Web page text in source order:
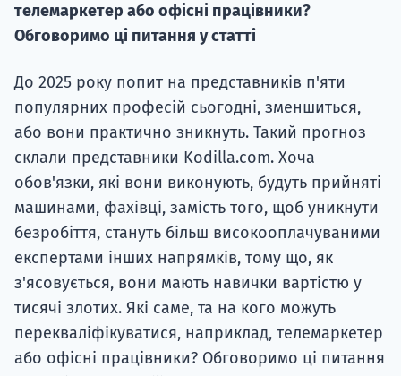
телемаркетер або офісні працівники?
Обговоримо ці питання у статті
До 2025 року попит на представників п'яти
популярних професій сьогодні, зменшиться,
або вони практично зникнуть. Такий прогноз
склали представники Kodilla.com. Хоча
обов'язки, які вони виконують, будуть прийняті
машинами, фахівці, замість того, щоб уникнути
безробіття, стануть більш високооплачуваними
експертами інших напрямків, тому що, як
з'ясовується, вони мають навички вартістю у
тисячі злотих. Які саме, та на кого можуть
перекваліфікуватися, наприклад, телемаркетер
або офісні працівники? Обговоримо ці питання